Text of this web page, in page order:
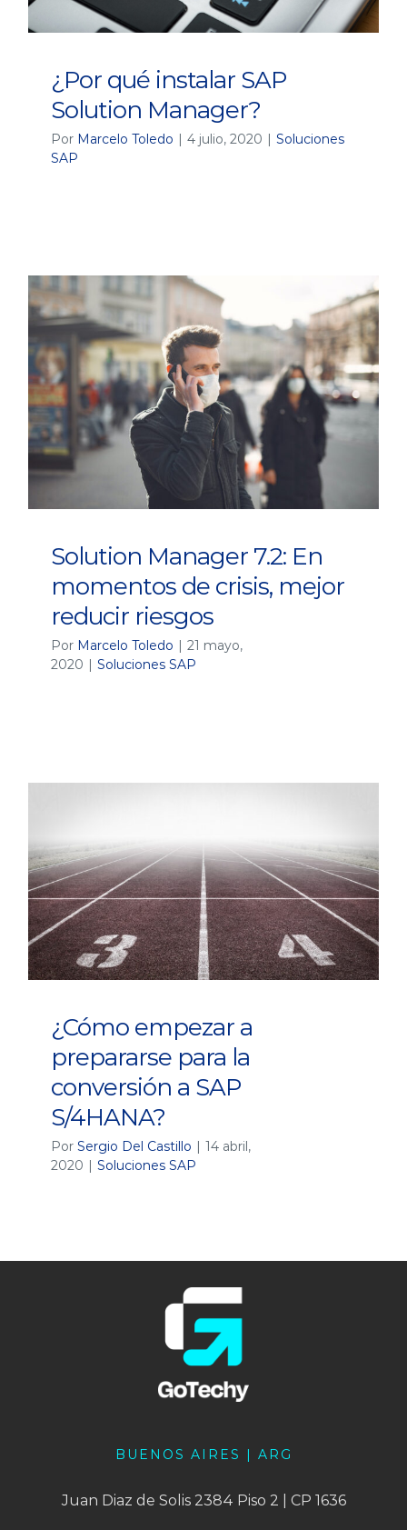
¿Por qué instalar SAP
Solution Manager?
Por Marcelo Toledo | 4 julio, 2020 | Soluciones
SAP
Solution Manager 7.2: En
momentos de crisis, mejor
reducir riesgos
Por Marcelo Toledo
21 mayo,
2020
Soluciones SAP
¿Cómo empezar a
prepararse para la
conversión a SAP
S/4HANA?
Por Sergio Del Castillo
14 abril,
2020
Soluciones SAP
BUENOS AIRES | ARG
Juan Diaz de Solis 2384 Piso 2 | CP 1636